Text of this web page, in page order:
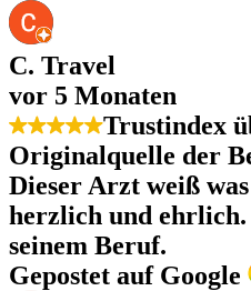
C. Travel
vor 5 Monaten
Trustindex
Originalquelle der
Dieser Arzt weiß
herzlich und ehrlich.
seinem Beruf.
Gepostet auf Google